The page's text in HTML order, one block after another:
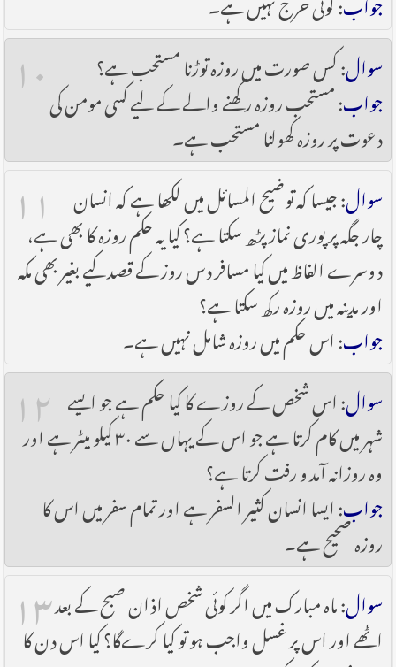
۱۰ سوال: کس صورت میں روزہ توڑنا مستحب ہے؟
جواب: مستحب روزہ رکھنے والے کے لیے کسی مومن کی
دعوت پر روزہ کھولنا مستحب ہے۔
۱۱ سوال: جیسا کہ توضیح المسائل میں لکھا ہے کہ انسان
چار جگہ پر پوری نماز پڑھ سکتا ہے؟ کیا یہ حکم روزہ کا بھی ہے،
دوسرے الفاظ میں کیا مسافر دس روز کے قصد کیے بغیر بھی مکہ
اور مدینہ میں روزہ رکھ سکتا ہے؟
جواب: اس حکم میں روزہ شامل نہیں ہے۔
۱۲ سوال: اس شخص کے روزے کا کیا حکم ہے جو ایسے
شہر میں کام کرتا ہے جو اس کے یہاں سے ۳۰ کیلو میٹر ہے اور
وہ روزانہ آمد و رفت کرتا ہے؟
جواب: ایسا انسان کثیر السفر ہے اور تمام سفر میں اس کا
روزہ صحیح ہے۔
۱۳ سوال: ماہ مبارک میں اگر کوئی شخص اذان صبح کے بعد
اٹھے اور اس پر غسل واجب ہو تو کیا کرےگا؟ کیا اس دن کا